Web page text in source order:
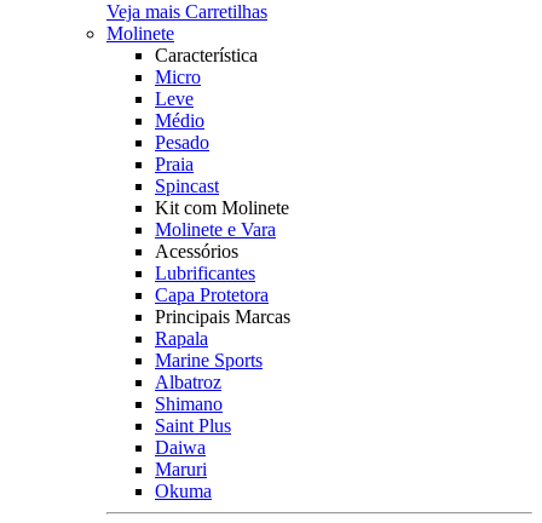
Veja mais Carretilhas
Molinete
Característica
Micro
Leve
Médio
Pesado
Praia
Spincast
Kit com Molinete
Molinete e Vara
Acessórios
Lubrificantes
Capa Protetora
Principais Marcas
Rapala
Marine Sports
Albatroz
Shimano
Saint Plus
Daiwa
Maruri
Okuma